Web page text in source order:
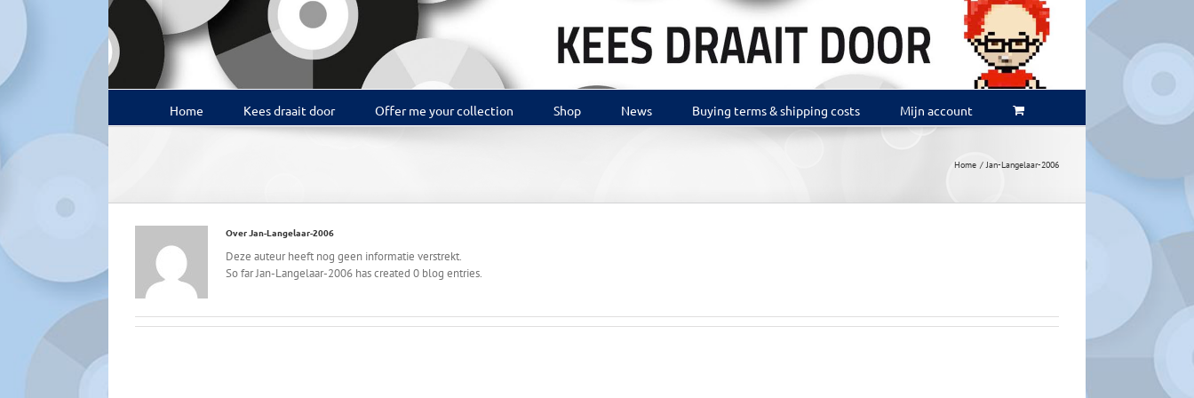
inhoud
Home Kees draait door Offer me your collection Shop News Buying terms & shipping costs Mijn account
Home Jan-Langelaar-2006
OverJan-Langelaar-2006
Deze auteur heeft nog geen informatie verstrekt.
So far Jan-Langelaar-2006 has created 0 blog entries.